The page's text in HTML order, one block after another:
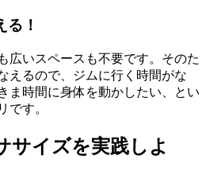
る！
広いスペースも不要です。そのた
えるので、ジムに行く時間がな
ま時間に身体を動かしたい、とい
です。
サイズを実践しよ